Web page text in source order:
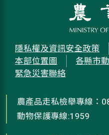
隱私權及資訊安全政策
本部位置圖
各縣市
緊急災害聯絡
農產品走私檢舉專線：
動物保護專線:1959